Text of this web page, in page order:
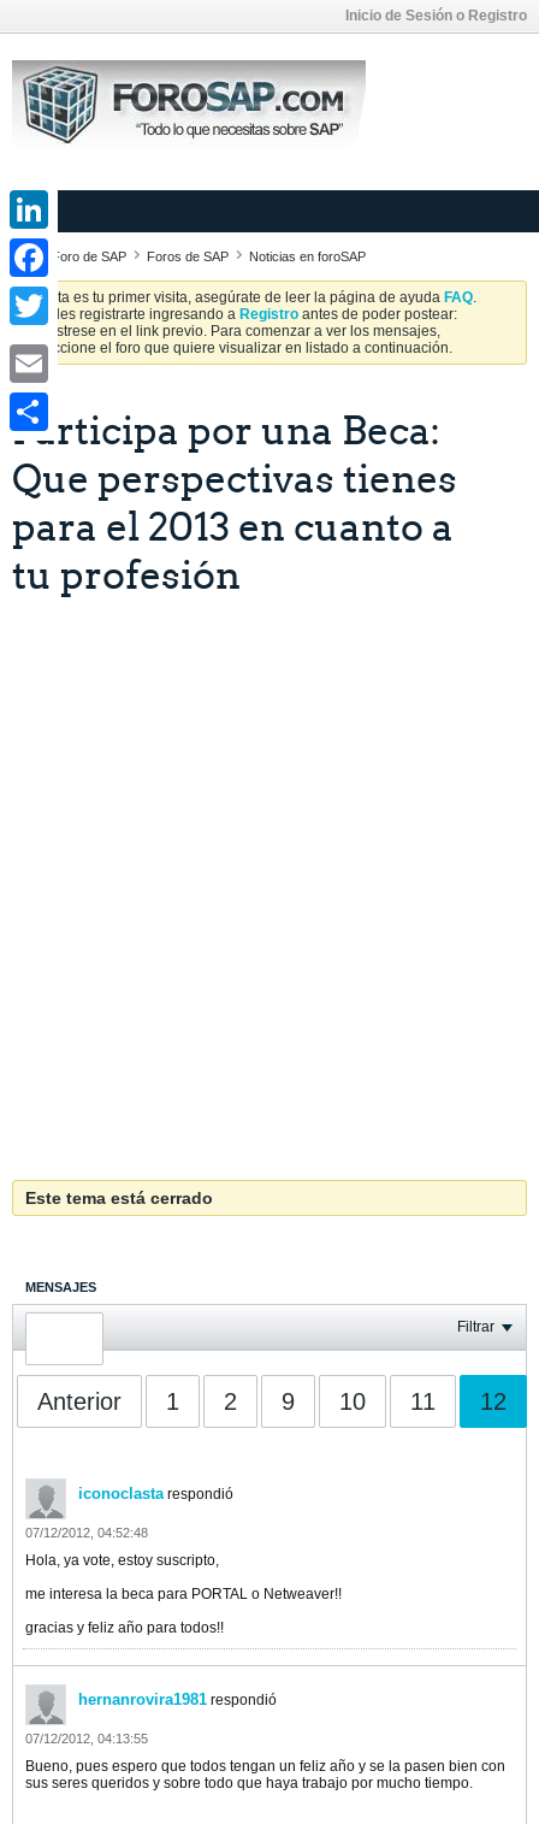
Inicio de Sesión o Registro
Foro de SAP Foros de SAP Noticias en foroSAP
Si esta es tu primer visita, asegúrate de leer la página de ayuda FAQ.
Puedes registrarte ingresando a Registro antes de poder postear:
Regístrese en el link previo. Para comenzar a ver los mensajes,
seleccione el foro que quiere visualizar en listado a continuación.
Participa por una Beca:
Que perspectivas tienes
para el 2013 en cuanto a
tu profesión
Este tema está cerrado
MENSAJES
ÚLTIMA ACTIVIDAD Filtrar
Anterior 1 2 9 10 11 12
iconoclastarespondió
07/12/2012, 04:52:48
Hola, ya vote, estoy suscripto,
me interesa la beca para PORTAL o Netweaver!!
gracias y feliz año para todos!!
hernanrovira1981 respondió
07/12/2012, 04:13:55
Bueno, pues espero que todos tengan un feliz año y se la pasen bien con
sus seres queridos y sobre todo que haya trabajo por mucho tiempo.
LinkedIn
Facebook
Twitter
Email